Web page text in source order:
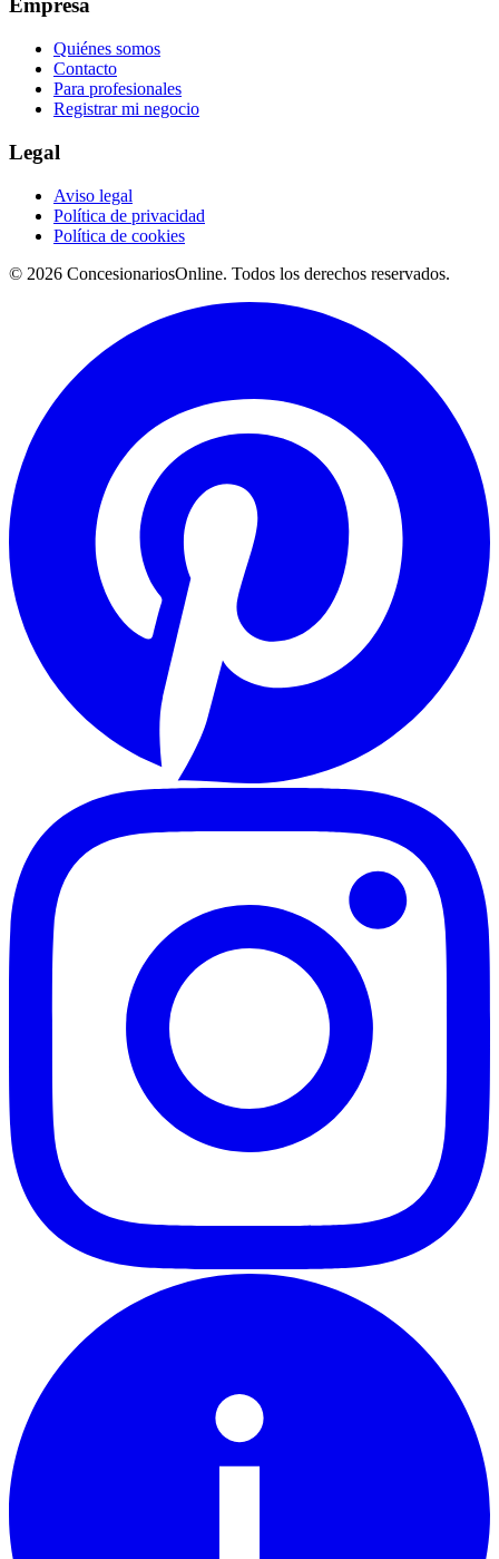
Empresa
Quiénes somos
Contacto
Para profesionales
Registrar mi negocio
Legal
Aviso legal
Política de privacidad
Política de cookies
© 2026 ConcesionariosOnline. Todos los derechos reservados.